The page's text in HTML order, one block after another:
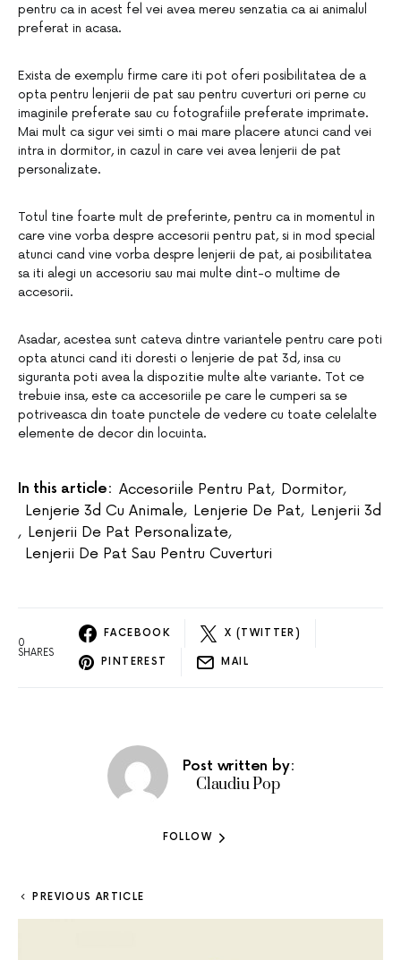
pentru ca in acest fel vei avea mereu senzatia ca ai animalul
preferat in acasa.
Exista de exemplu firme care iti pot oferi posibilitatea de a
opta pentru lenjerii de pat sau pentru cuverturi ori perne cu
imaginile preferate sau cu fotografiile preferate imprimate.
Mai mult ca sigur vei simti o mai mare placere atunci cand vei
intra in dormitor, in cazul in care vei avea lenjerii de pat
personalizate.
Totul tine foarte mult de preferinte, pentru ca in momentul in
care vine vorba despre accesorii pentru pat, si in mod special
atunci cand vine vorba despre lenjerii de pat, ai posibilitatea
sa iti alegi un accesoriu sau mai multe dint-o multime de
accesorii.
Asadar, acestea sunt cateva dintre variantele pentru care poti
opta atunci cand iti doresti o lenjerie de pat 3d, insa cu
siguranta poti avea la dispozitie multe alte variante. Tot ce
trebuie insa, este ca accesoriile pe care le cumperi sa se
potriveasca din toate punctele de vedere cu toate celelalte
elemente de decor din locuinta.
In this article: Accesoriile Pentru Pat, Dormitor,
Lenjerie 3d Cu Animale, Lenjerie De Pat, Lenjerii 3d
, Lenjerii De Pat Personalizate,
Lenjerii De Pat Sau Pentru Cuverturi
0
SHARES
FACEBOOK X (TWITTER)
PINTEREST MAIL
Post written by:
Claudiu Pop
FOLLOW
PREVIOUS ARTICLE